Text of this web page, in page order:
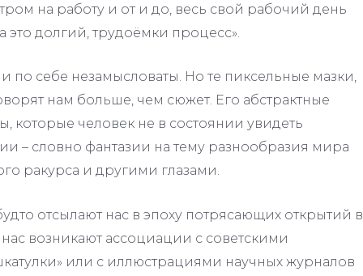
на работу и от и до, весь свой рабочий день
это долгий, трудоёмки процесс».
по себе незамысловаты. Но те пиксельные мазки,
нам больше, чем сюжет. Его абстрактные
которые человек не в состоянии увидеть
– словно фантазии на тему разнообразия мира
ракурса и другими глазами.
отсылают нас в эпоху потрясающих открытий в
возникают ассоциации с советскими
или с иллюстрациями научных журналов